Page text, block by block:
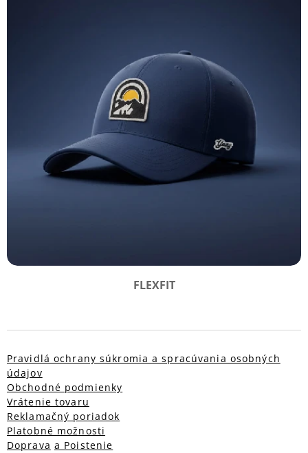
FLEXFIT
Pravidlá ochrany súkromia a spracúvania osobných
údajov
Obchodné podmienky
Vrátenie tovaru
Reklamačný poriadok
Platobné možnosti
Doprava a Poistenie